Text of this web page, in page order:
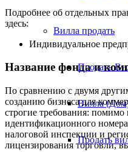
Вилла продать
Продать
Вилла
Продать
Подробнее об отдельных
здесь:
Индивидуальное
Название фонда и
По сравнению с двумя
созданию бизнеса для
строгие требования: помимо
идентификационного
налоговой инспекции и
лицензирования торговли,